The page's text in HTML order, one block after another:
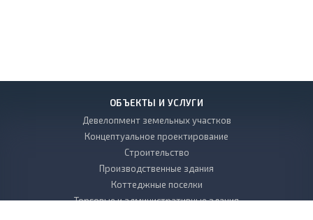
ОБЪЕКТЫ И УСЛУГИ
Девелопмент земельных участков
Концептуальное проектирование
Строительство
Производственные здания
Коттеджные поселки
Торговые и административные здания